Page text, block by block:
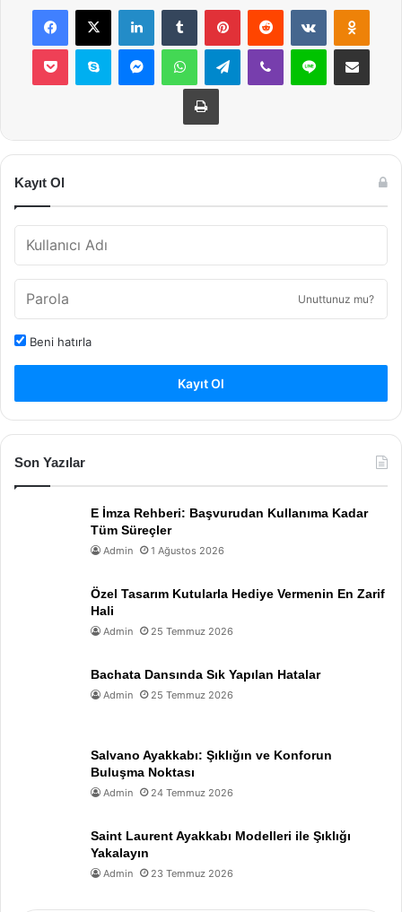
Facebook
X LinkedInTumblr PinterestReddit VKontakte
Pocket Skype MessengerWhatsAppTelegramViber Line E-Posta ile
Yazdır
Kayıt Ol
Unuttunuz mu?
Beni hatırla
Kayıt Ol
Son Yazılar
E İmza Rehberi: Başvurudan Kullanıma Kadar
Tüm Süreçler
Admin 1 Ağustos 2026
Özel Tasarım Kutularla Hediye Vermenin En Zarif
Hali
Admin 25 Temmuz 2026
Bachata Dansında Sık Yapılan Hatalar
Admin 25 Temmuz 2026
Salvano Ayakkabı: Şıklığın ve Konforun
Buluşma Noktası
Admin 24 Temmuz 2026
Saint Laurent Ayakkabı Modelleri ile Şıklığı
Yakalayın
Admin 23 Temmuz 2026